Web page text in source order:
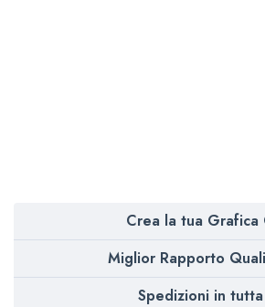
Crea la tua Grafica
Miglior Rapporto
Spedizioni in